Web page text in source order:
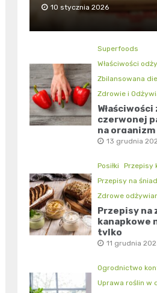
10 stycznia 2026
Superfoods
Właściwości
Zbilansowana
Zdrowie i
czerwonej
na organizm
13 grudnia
Posiłki
Przepisy
Przepisy na
Zdrowe
Przepisy na
kanapkowe
tylko
11 grudnia
Ogrodnictwo
Uprawa roślin w